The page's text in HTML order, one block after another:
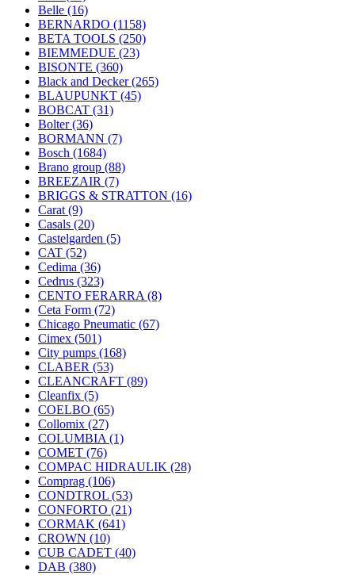
Belle (16)
BERNARDO (1158)
BETA TOOLS (250)
BIEMMEDUE (23)
BISONTE (360)
Black and Decker(265)
BLAUPUNKT (45)
BOBCAT (31)
Bolter(36)
BORMANN (7)
Bosch (1684)
Brano group (88)
BREEZAIR (7)
BRIGGS & STRATTON (16)
Carat (9)
Casals (20)
Castelgarden (5)
CAT (52)
Cedima (36)
Cedrus (323)
CENTO FERARRA (8)
Ceta Form (72)
Chicago Pneumatic (67)
Cimex (501)
City pumps (168)
CLABER (53)
CLEANCRAFT (89)
Cleanfix (5)
COELBO (65)
Collomix (27)
COLUMBIA (1)
COMET (76)
COMPAC HIDRAULIK (28)
Comprag (106)
CONDTROL (53)
CONFORTO (21)
CORMAK (641)
CROWN (10)
CUB CADET (40)
DAB (380)